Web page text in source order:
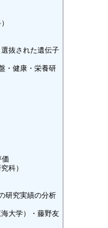
抜された遺伝子
・健康・栄養研
価
科）
研究実績の分析
大学）・藤野友